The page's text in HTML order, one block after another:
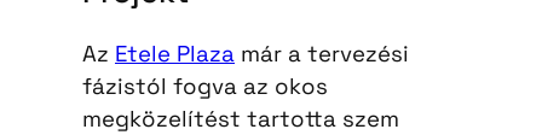
Az Etele Plaza már a tervezési
fázistól fogva az okos
megközelítést tartotta szem